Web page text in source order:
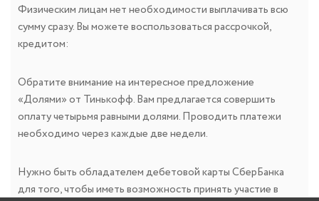
Физическим лицам нет необходимости выплачивать всю
сумму сразу. Вы можете воспользоваться рассрочкой,
кредитом:
Обратите внимание на интересное предложение
«Долями» от Тинькофф. Вам предлагается совершить
оплату четырьмя равными долями. Проводить платежи
необходимо через каждые две недели.
Нужно быть обладателем дебетовой карты СберБанка
для того, чтобы иметь возможность принять участие в